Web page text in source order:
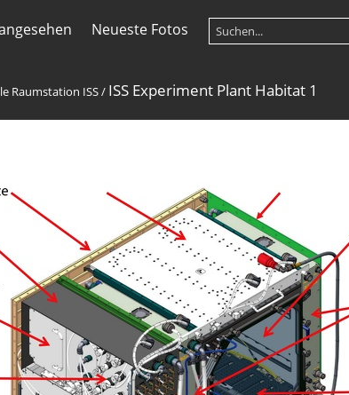
Neueste Fotos
Raumstation ISS/ ISS Experiment Plant Habitat 1